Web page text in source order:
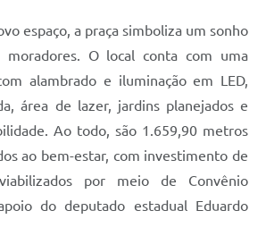
espaço, a praça simboliza um sonho
moradores. O local conta com uma
alambrado e iluminação em LED,
área de lazer, jardins planejados e
Ao todo, são 1.659,90 metros
ao bem-estar, com investimento de
por meio de Convênio
do deputado estadual Eduardo